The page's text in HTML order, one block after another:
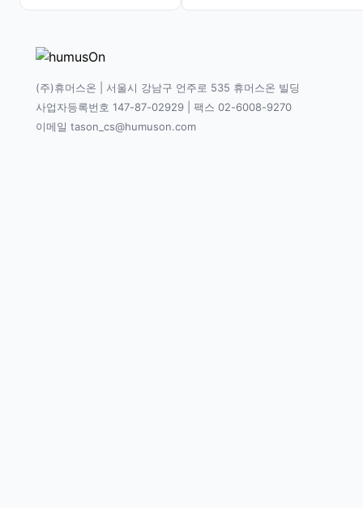
(주)휴머스온 | 서울시 강남구 언주로 535 휴머스온 빌딩
사업자등록번호 147-87-02929 | 팩스 02-6008-9270
이메일 tason_cs@humuson.com